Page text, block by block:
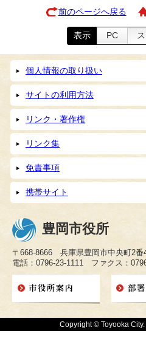
前のページへ戻る
表示 PC
個人情報の取り扱い
サイトの利用方法
リンク・著作権
リンク集
免責事項
携帯サイト
豊岡市役所
〒668-8666 兵庫県豊岡市中央町2番
電話：0796-23-1111 ファクス：
Copyright © Toyooka City.